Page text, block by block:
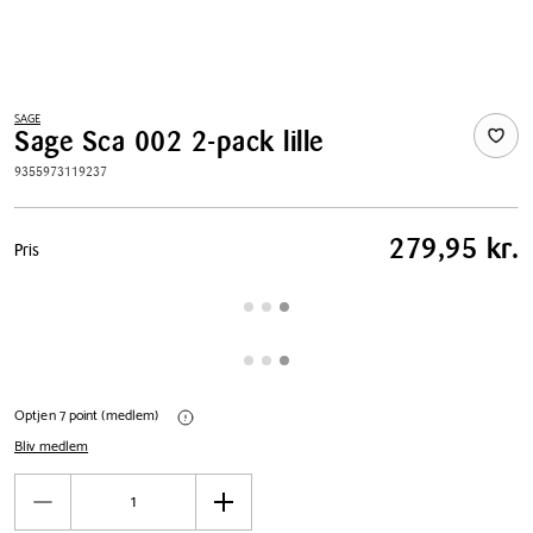
SAGE
Sage Sca 002 2-pack lille
9355973119237
Pris
tabel
Pris 279,95 kr.
Optjen 7 point (medlem)
Bliv medlem
Antal
Øg